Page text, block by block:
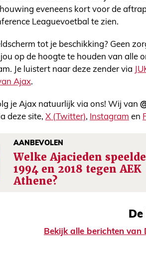
eveneens kort voor de
Leaguevoetbal te zien.
tot je beschikking? Geen
op de hoogte te houden van alle
Je luistert naar deze zender via
Ajax.
je Ajax natuurlijk via ons! Wij van
deze site, X (Twitter), Instagram en
AANBEVOLEN
Welke Ajacieden
1994 en 2018 tegen AEK
Athene?
Bekijk alle berichten van